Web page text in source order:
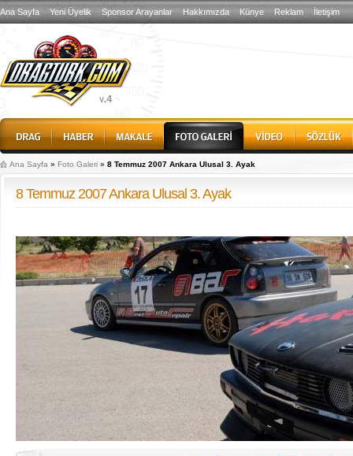
Ana Sayfa Yeni Üyelik Sponsor Arayanlar Hakkımızda Künye Reklam İletişim
Ana Sayfa » Foto Galeri » 8 Temmuz 2007 Ankara Ulusal 3. Ayak
8 Temmuz 2007 Ankara Ulusal 3. Ayak